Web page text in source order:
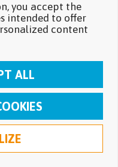
personnelles
you accept the
intended to offer
content
ALL